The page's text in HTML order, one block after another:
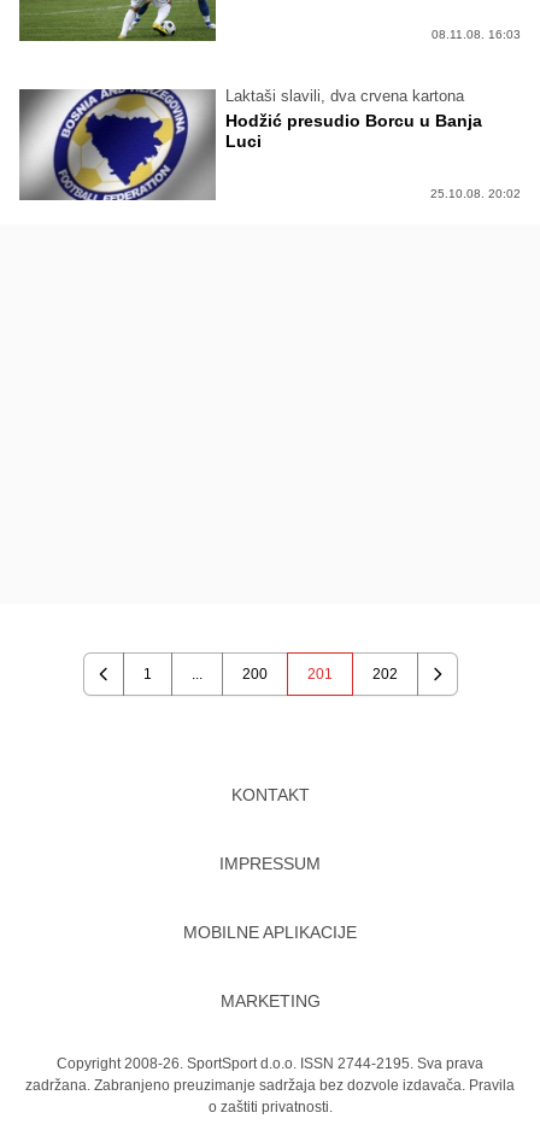
08.11.08. 16:03
Laktaši slavili, dva crvena kartona
Hodžić presudio Borcu u Banja
Luci
25.10.08. 20:02
Previous
1 ... 200 201 202
Next
KONTAKT
IMPRESSUM
MOBILNE APLIKACIJE
MARKETING
Copyright 2008-26. SportSport d.o.o. ISSN 2744-2195. Sva prava
zadržana. Zabranjeno preuzimanje sadržaja bez dozvole izdavača. Pravila
o zaštiti privatnosti.